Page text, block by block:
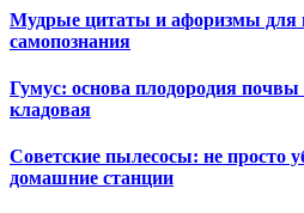
Мудрые цитаты и афоризмы для
самопознания
Гумус: основа плодородия почвы
кладовая
Советские пылесосы: не просто
домашние станции